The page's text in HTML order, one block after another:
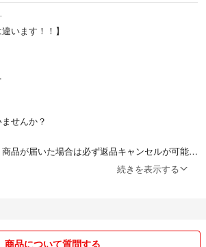
います！！】
せんか？
品が届いた場合は必ず返品キャンセルが可能で
ます。
取引して頂けるよう、その道のプロスタッフがご
続きを表示する
商品について質問する